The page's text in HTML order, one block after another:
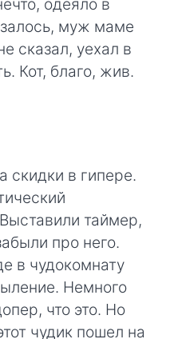
муж маме
сказал, уехал в
Кот, благо, жив.
скидки в гипере.
таймер,
про него.
в чудокомнату
Немного
что это. Но
чудик пошел на